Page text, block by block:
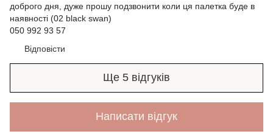
доброго дня, дуже прошу подзвонити коли ця палетка буде в
наявності (02 black swan)
050 992 93 57
Відповісти
Ще 5 відгуків
Написати відгук